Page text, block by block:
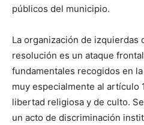
públicos del municipio.
La organización de izquierdas
resolución es un ataque
fundamentales recogidos en
muy especialmente al artículo
libertad religiosa y de culto.
un acto de discriminación